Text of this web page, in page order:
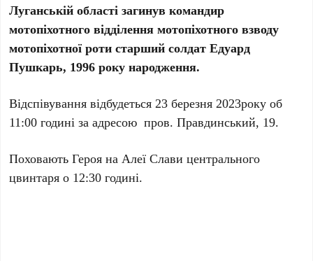
Луганській області загинув командир
мотопіхотного відділення мотопіхотного взводу
мотопіхотної роти старший солдат Едуард
Пушкарь, 1996 року народження.
Відспівування відбудеться 23 березня 2023року об
11:00 годині за адресою пров. Правдинський, 19.
Поховають Героя на Алеї Слави центрального
цвинтаря о 12:30 годині.